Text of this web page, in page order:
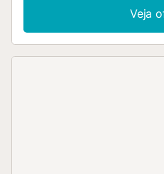
e televisão. Berço e cadeira
mediante pedido. O destaque
área exterior privada, que
Veja